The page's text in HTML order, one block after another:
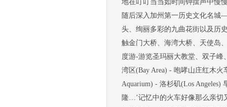
地在叮叮当当如时间钟摆声中慢
随后深入加州第一历史文化名城
头、绚丽多彩的九曲花街以及历
触金门大桥、海湾大桥、天使岛
度游-游览圣玛丽大教堂、双子
湾区(Bay Area) - 咆哮山庄红木火
Aquarium) - 洛杉矶(Los
隆…’记忆中的火车好像那么亲切